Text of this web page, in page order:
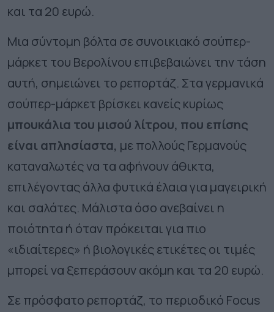
και τα 20 ευρώ.
Μια σύντομη βόλτα σε συνοικιακό σούπερ-
μάρκετ του Βερολίνου επιβεβαιώνει την τάση
αυτή, σημειώνει το ρεπορτάζ. Στα γερμανικά
σούπερ-μάρκετ βρίσκει κανείς κυρίως
μπουκάλια του μισού λίτρου, που επίσης
είναι απλησίαστα, με πολλούς Γερμανούς
καταναλωτές να τα αφήνουν άθικτα,
επιλέγοντας άλλα φυτικά έλαια για μαγειρική
και σαλάτες. Μάλιστα όσο ανεβαίνει η
ποιότητα ή όταν πρόκειται για πιο
«ιδιαίτερες» ή βιολογικές ετικέτες οι τιμές
μπορεί να ξεπεράσουν ακόμη και τα 20 ευρώ.
Σε πρόσφατο ρεπορτάζ, το περιοδικό Focus